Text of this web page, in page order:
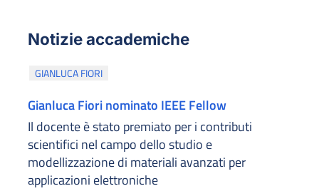
Notizie accademiche
GIANLUCA FIORI
Gianluca Fiori nominato IEEE Fellow
Il docente è stato premiato per i contributi
scientifici nel campo dello studio e
modellizzazione di materiali avanzati per
applicazioni elettroniche